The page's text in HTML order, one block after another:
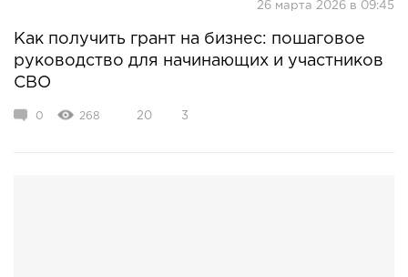
26 марта 2026 в 09:45
Как получить грант на бизнес: пошаговое
руководство для начинающих и участников
СВО
0 268 20 3